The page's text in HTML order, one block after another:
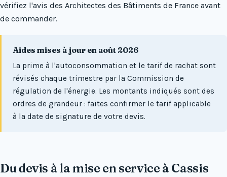
vérifiez l'avis des Architectes des Bâtiments de France avant
de commander.
Aides mises à jour en août 2026
La prime à l'autoconsommation et le tarif de rachat sont
révisés chaque trimestre par la Commission de
régulation de l'énergie. Les montants indiqués sont des
ordres de grandeur : faites confirmer le tarif applicable
à la date de signature de votre devis.
Du devis à la mise en service à Cassis